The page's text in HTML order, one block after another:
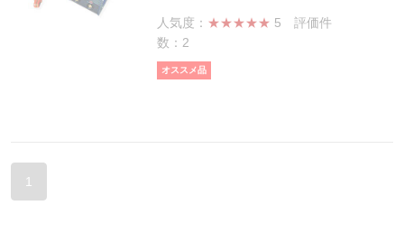
人気度： ★★★★★ 5 評価件
数：2
オススメ品
1